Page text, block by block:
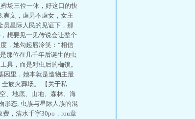
场三位一体，好这口的快
爽文，虐男不虐女，女主
员星际人民的见证下，那
想要见一见传说会让整个
，她勾起唇冷笑：“相信
那位在几千年后诞生的虫
具，而是对虫后的枷锁。
因里，她本就是造物主最
族火葬场。 【关于私
、地底、山地、森林、海
形态; 虫族与星际人族的混
，清水千字30po，rou章